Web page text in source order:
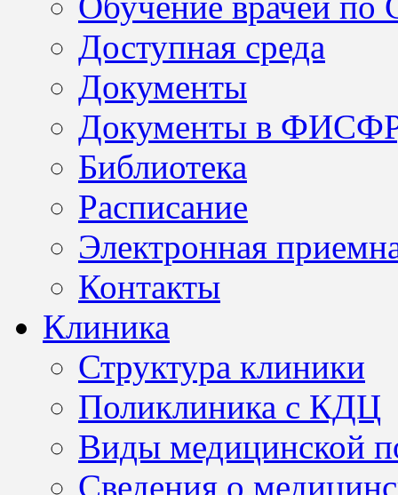
Доступная среда
Документы
Документы в
Библиотека
Расписание
Электронная
Контакты
Клиника
Структура клиники
Поликлиника с КДЦ
Виды медицинской
Сведения о